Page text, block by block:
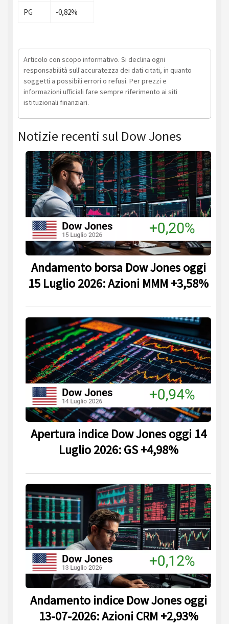
PG -0,82%
Articolo con scopo informativo. Si declina ogni
responsabilità sull'accuratezza dei dati citati, in quanto
soggetti a possibili errori o refusi. Per prezzi e
informazioni ufficiali fare sempre riferimento ai siti
istituzionali finanziari.
Notizie recenti sul Dow Jones
Andamento borsa Dow Jones oggi
15 Luglio 2026: Azioni MMM +3,58%
Apertura indice Dow Jones oggi 14
Luglio 2026: GS +4,98%
Andamento indice Dow Jones oggi
13-07-2026: Azioni CRM +2,93%